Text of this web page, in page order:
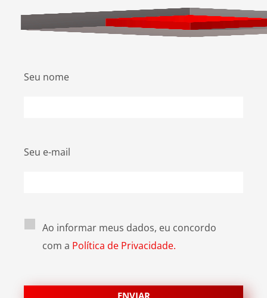
de assalto desde sua implementação.
Seu nome
Seu e-mail
Ao informar meus dados, eu concordo
com a Política de Privacidade.